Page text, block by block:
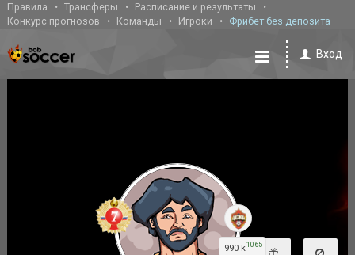
Правила Трансферы
Расписание и результаты
Конкурс прогнозов
Команды Игроки Фрибет без депозита
Вход
990 k1065